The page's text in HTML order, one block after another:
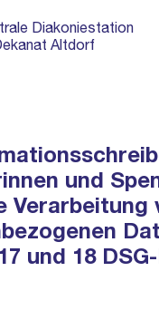
Diakoniestation
Altdorf
und
Verarbeitung
und 18